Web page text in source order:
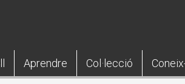
Aprendre Col·lecció